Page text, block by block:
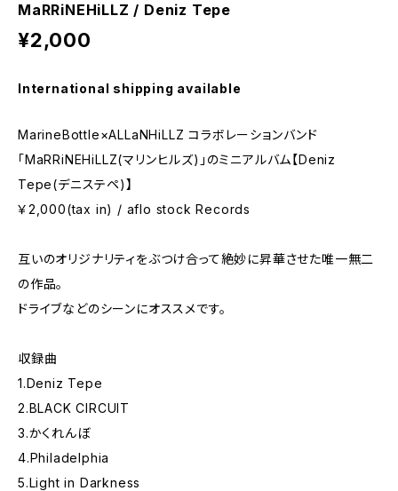
MaRRiNEHiLLZ / Deniz Tepe
¥2,000
International shipping available
MarineBottle×ALLaNHiLLZ コラボレーションバンド
「MaRRiNEHiLLZ(マリンヒルズ)」のミニアルバム【Deniz
Tepe(デニステペ)】
￥2,000(tax in) / aflo stock Records
互いのオリジナリティをぶつけ合って絶妙に昇華させた唯一無二
の作品。
ドライブなどのシーンにオススメです。
収録曲
1.Deniz Tepe
2.BLACK CIRCUIT
3.かくれんぼ
4.Philadelphia
5.Light in Darkness